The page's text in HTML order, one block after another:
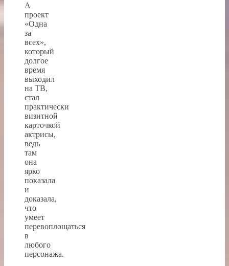
А
проект
«Одна
за
всех»,
который
долгое
время
выходил
на ТВ,
стал
практически
визитной
карточкой
актрисы,
ведь
там
она
ярко
показала
и
доказала,
что
умеет
перевоплощаться
в
любого
персонажа.